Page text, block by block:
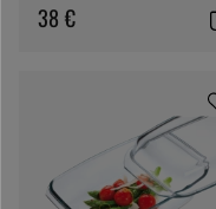
38 €